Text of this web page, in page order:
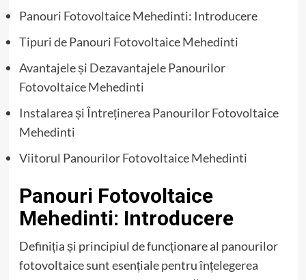
Panouri Fotovoltaice Mehedinti: Introducere
Tipuri de Panouri Fotovoltaice Mehedinti
Avantajele și Dezavantajele Panourilor
Fotovoltaice Mehedinti
Instalarea și Întreținerea Panourilor Fotovoltaice
Mehedinti
Viitorul Panourilor Fotovoltaice Mehedinti
Panouri Fotovoltaice
Mehedinti: Introducere
Definiția și principiul de funcționare al panourilor
fotovoltaice sunt esențiale pentru înțelegerea